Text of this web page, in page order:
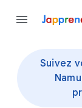
Suivez